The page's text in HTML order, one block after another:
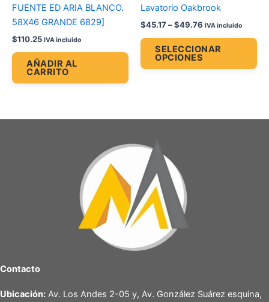
FUENTE ED ARIA BLANCO.
58X46 GRANDE 6829]
$110.25 IVA incluido
AÑADIR AL
CARRITO
Lavatorio Oakbrook
$45.17–$49.76 IVA incluido
SELECCIONAR
OPCIONES
Contacto
Ubicación: Av. Los Andes 2-05 y, Av. González Suárez esquina,